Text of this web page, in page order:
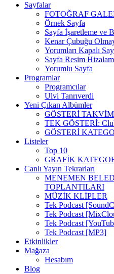
Sayfalar
FOTOĞRAF
Örnek Sayfa
Sayfa İşaretleme ve
Kenar Çubuğu
Yorumları Kapalı
Sayfa Resim
Yorumlu Sayfa
Programlar
Programcılar
Ulvi Tanrıverdi
Yeni Çıkan Albümler
GÖSTERİ
TEK GÖSTERİ:
GÖSTERİ
Listeler
Top 10
GRAFİK
Canlı Yayın Tekrarları
MENEMEN
TOPLANTILARI
MÜZİK KLİPLER
Tek Podcast
Tek Podcast
Tek Podcast
Tek Podcast [MP3]
Etkinlikler
Mağaza
Hesabım
Blog